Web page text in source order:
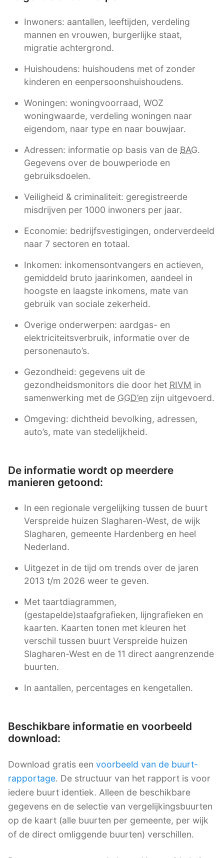
Inwoners: aantallen, leeftijden, verdeling
mannen en vrouwen, burgerlijke staat,
migratie achtergrond.
Huishoudens: huishoudens met of zonder
kinderen en eenpersoonshuishoudens.
Woningen: woningvoorraad, WOZ
woningwaarde, verdeling woningen naar
eigendom, naar type en naar bouwjaar.
Adressen: informatie op basis van de BAG.
Gegevens over de bouwperiode en
gebruiksdoelen.
Veiligheid & criminaliteit: geregistreerde
misdrijven per 1000 inwoners per jaar.
Economie: bedrijfsvestigingen, onderverdeeld
naar 7 sectoren en totaal.
Inkomen: inkomensontvangers en actieven,
gemiddeld bruto jaarinkomen, aandeel in
hoogste en laagste inkomens, mate van
gebruik van sociale zekerheid.
Overige onderwerpen: aardgas- en
elektriciteitsverbruik, informatie over de
personenauto’s.
Gezondheid: gegevens uit de
gezondheidsmonitors die door het RIVM in
samenwerking met de GGD’en zijn uitgevoerd.
Omgeving: dichtheid bevolking, adressen,
auto’s, mate van stedelijkheid.
De informatie wordt op meerdere
manieren getoond:
In een regionale vergelijking tussen de buurt
Verspreide huizen Slagharen-West, de wijk
Slagharen, gemeente Hardenberg en heel
Nederland.
Uitgezet in de tijd om trends over de jaren
2013 t/m 2026 weer te geven.
Met taartdiagrammen,
(gestapelde)staafgrafieken, lijngrafieken en
kaarten. Kaarten tonen met kleuren het
verschil tussen buurt Verspreide huizen
Slagharen-West en de 11 direct aangrenzende
buurten.
In aantallen, percentages en kengetallen.
Beschikbare informatie en voorbeeld
download:
Download gratis een voorbeeld van de buurt-
rapportage. De structuur van het rapport is voor
iedere buurt identiek. Alleen de beschikbare
gegevens en de selectie van vergelijkingsbuurten
op de kaart (alle buurten per gemeente, per wijk
of de direct omliggende buurten) verschillen.